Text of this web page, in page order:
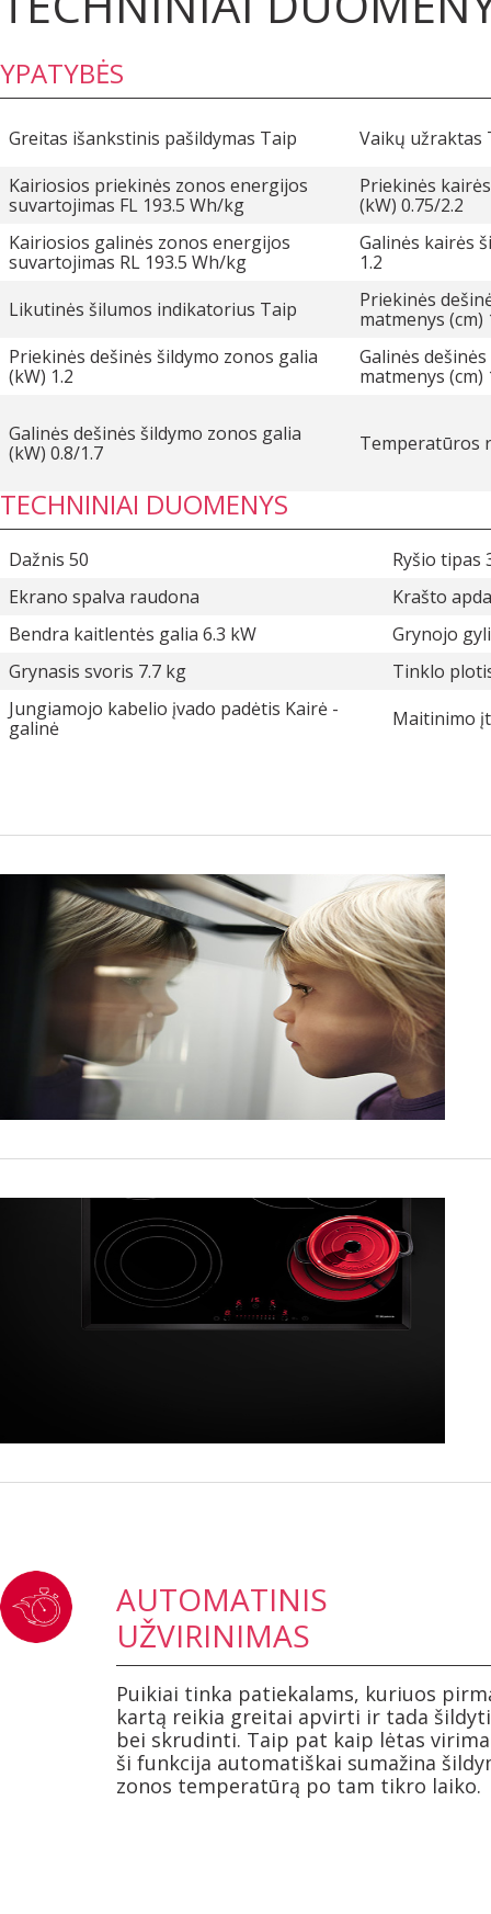
YPATYBĖS
Greitas išankstinis pašildymas Taip
Vaikų užraktas
Kairiosios priekinės zonos energijos
suvartojimas FL 193.5 Wh/kg
Priekinės
(kW) 0.75/2.2
Kairiosios galinės zonos energijos
suvartojimas RL 193.5 Wh/kg
Galinės kairės
1.2
Likutinės šilumos indikatorius Taip
Priekinės
matmenys (cm)
Priekinės dešinės šildymo zonos galia
(kW) 1.2
Galinės
matmenys (cm)
Galinės dešinės šildymo zonos galia
(kW) 0.8/1.7
Temperatūros
TECHNINIAI DUOMENYS
Dažnis 50
Ryšio tipas
Ekrano spalva raudona
Krašto
Bendra kaitlentės galia 6.3 kW
Grynojo
Grynasis svoris 7.7 kg
Tinklo
Jungiamojo kabelio įvado padėtis Kairė -
galinė
Maitinimo
AUTOMATINIS
UŽVIRINIMAS
Puikiai tinka patiekalams, kuriuos
kartą reikia greitai apvirti ir tada šildyti
bei skrudinti. Taip pat kaip lėtas
ši funkcija automatiškai sumažina
zonos temperatūrą po tam tikro laiko.